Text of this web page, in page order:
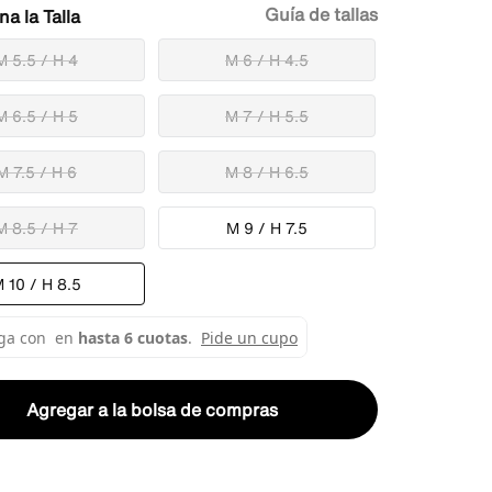
Talla
5.5 / H 4 M 6 / H 4.5
6.5 / H 5 M 7 / H 5.5
7.5 / H 6 M 8 / H 6.5
8.5 / H 7 M 9 / H 7.5
10 / H 8.5
Guía de tallas
Agregar a la bolsa de compras